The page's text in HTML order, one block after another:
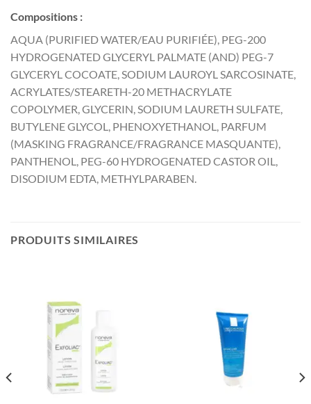
Compositions :
AQUA (PURIFIED WATER/EAU PURIFIÉE), PEG-200
HYDROGENATED GLYCERYL PALMATE (AND) PEG-7
GLYCERYL COCOATE, SODIUM LAUROYL SARCOSINATE,
ACRYLATES/STEARETH-20 METHACRYLATE
COPOLYMER, GLYCERIN, SODIUM LAURETH SULFATE,
BUTYLENE GLYCOL, PHENOXYETHANOL, PARFUM
(MASKING FRAGRANCE/FRAGRANCE MASQUANTE),
PANTHENOL, PEG-60 HYDROGENATED CASTOR OIL,
DISODIUM EDTA, METHYLPARABEN.
PRODUITS SIMILAIRES